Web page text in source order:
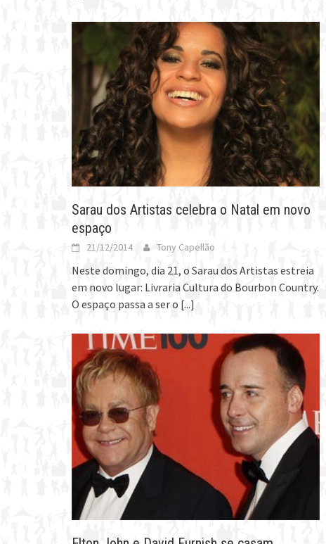
Sarau dos Artistas celebra o Natal em novo
espaço
21/12/2014 Tony Capellão
Neste domingo, dia 21, o Sarau dos Artistas estreia
em novo lugar: Livraria Cultura do Bourbon Country.
O espaço passa a ser o [...]